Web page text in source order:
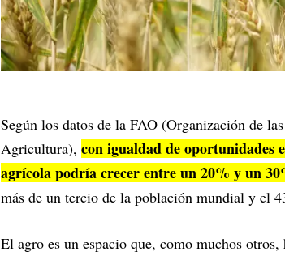
Según los datos de la FAO (Organización de
Agricultura), con igualdad de oportunidades
agrícola podría crecer entre un 20% y un
más de un tercio de la población mundial y el
El agro es un espacio que, como muchos